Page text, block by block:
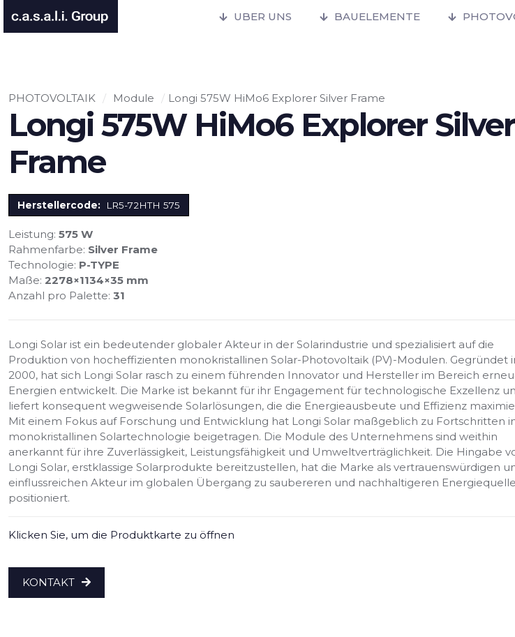
UBER UNS BAUELEMENTE
PHOTOVOLTAIK / Module / Longi 575W HiMo6 Explorer Silver Frame
Longi 575W HiMo6 Explorer Silver
Frame
Herstellercode: LR5-72HTH 575
Leistung: 575 W
Rahmenfarbe: Silver Frame
Technologie: P-TYPE
Maße: 2278×1134×35 mm
Anzahl pro Palette: 31
Longi Solar ist ein bedeutender globaler Akteur in der Solarindustrie und spezialisiert auf die
Produktion von hocheffizienten monokristallinen Solar-Photovoltaik (PV)-Modulen. Gegründet
2000, hat sich Longi Solar rasch zu einem führenden Innovator und Hersteller im Bereich
Energien entwickelt. Die Marke ist bekannt für ihr Engagement für technologische Exzellenz
liefert konsequent wegweisende Solarlösungen, die die Energieausbeute und Effizienz
Mit einem Fokus auf Forschung und Entwicklung hat Longi Solar maßgeblich zu Fortschritten
monokristallinen Solartechnologie beigetragen. Die Module des Unternehmens sind weithin
anerkannt für ihre Zuverlässigkeit, Leistungsfähigkeit und Umweltverträglichkeit. Die Hingabe
Longi Solar, erstklassige Solarprodukte bereitzustellen, hat die Marke als vertrauenswürdigen
einflussreichen Akteur im globalen Übergang zu saubereren und nachhaltigeren
positioniert.
Klicken Sie, um die Produktkarte zu öffnen
KONTAKT